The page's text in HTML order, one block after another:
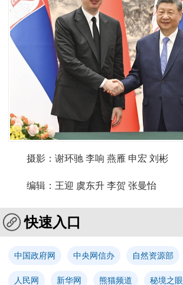
摄影：谢环驰 李响 燕雁 申宏 刘彬
编辑：王迎 虞东升 李贺 张曼怡
快速入口
中国政府网 中央网信办 自然资源部
人民网 新华网 熊猫频道 秘境之眼